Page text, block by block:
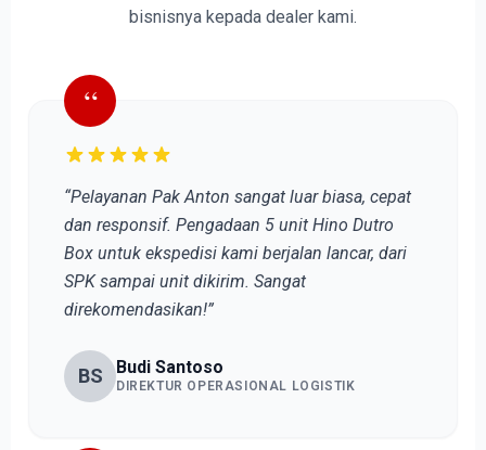
bisnisnya kepada dealer kami.
“
“Pelayanan Pak Anton sangat luar biasa, cepat
dan responsif. Pengadaan 5 unit Hino Dutro
Box untuk ekspedisi kami berjalan lancar, dari
SPK sampai unit dikirim. Sangat
direkomendasikan!”
BS Budi Santoso
DIREKTUR OPERASIONAL LOGISTIK